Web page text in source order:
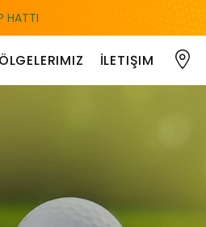
HATTI
İLETIŞIM